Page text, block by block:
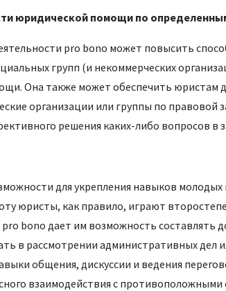
юридической помощи по
pro bono может повысить
групп (и некоммерческих
Она также может обеспечить
организации или группы по
решения каких-либо вопросов в
для укрепления навыков
юристы, как правило, играют
bono дает им возможность составлять
в рассмотрении административных
общения, дискуссии и ведения
взаимодействия с